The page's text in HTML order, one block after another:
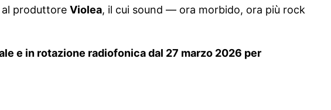
al produttore Violea, il cui sound — ora morbido, ora più rock
e in rotazione radiofonica dal 27 marzo 2026 per